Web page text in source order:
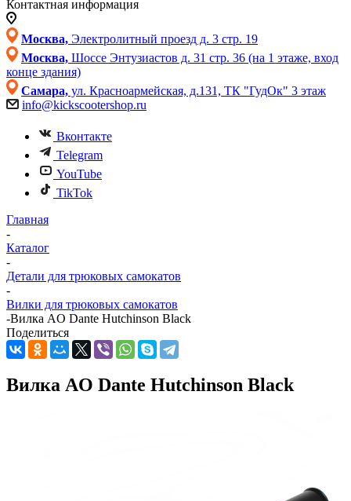
Контактная информация
Москва, Электролитный проезд д. 3 стр. 19
Москва, Шоссе Энтузиастов д. 31 стр. 36 (на 1 этаже, вход
конце здания)
Самара, ул. Красноармейская, д.131, ТК "ГудОк" 3 этаж
info@kickscootershop.ru
Вконтакте
Telegram
YouTube
TikTok
Главная
-
Каталог
-
Детали для трюковых самокатов
-
Вилки для трюковых самокатов
-Вилка AO Dante Hutchinson Black
Поделиться
Вилка AO Dante Hutchinson Black